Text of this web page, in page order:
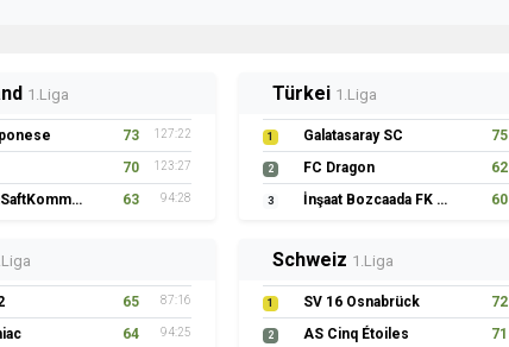
1.Liga
73 127:22
70 123:27
>GerstenSaftKommando 63 94:28
Türkei 1.Liga
1 Galatasaray SC 75
2 FC Dragon 62
3 İnşaat Bozcaada FK 1957 60
65 87:16
64 94:25
Schweiz 1.Liga
1 SV 16 Osnabrück 72
2 AS Cinq Étoiles 71